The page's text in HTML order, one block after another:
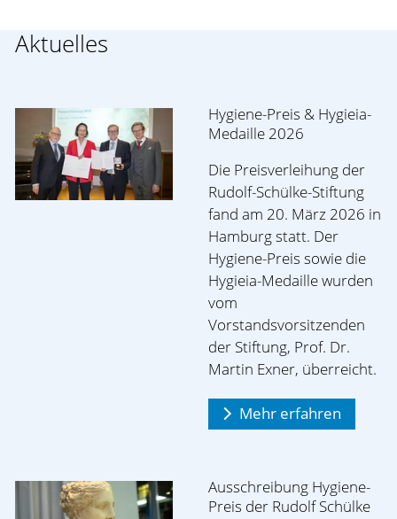
Aktuelles
Hygiene-Preis & Hygieia-
Medaille 2026
Die Preisverleihung der
Rudolf-Schülke-Stiftung
fand am 20. März 2026 in
Hamburg statt. Der
Hygiene-Preis sowie die
Hygieia-Medaille wurden
vom
Vorstandsvorsitzenden
der Stiftung, Prof. Dr.
Martin Exner, überreicht.
Mehr erfahren
Ausschreibung Hygiene-
Preis der Rudolf Schülke